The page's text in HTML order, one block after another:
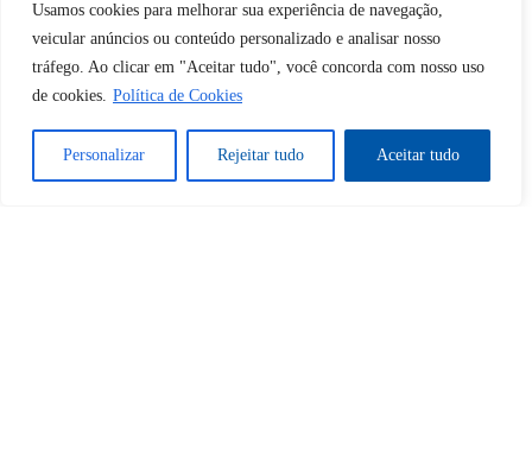
Usamos cookies para melhorar sua experiência de navegação,
veicular anúncios ou conteúdo personalizado e analisar nosso
tráfego. Ao clicar em "Aceitar tudo", você concorda com nosso uso
de cookies. Política de Cookies
Personalizar Rejeitar tudo Aceitar tudo
Tem certeza de que deseja
desbloquear esta publicação?
Desbloquear esquerda : 0